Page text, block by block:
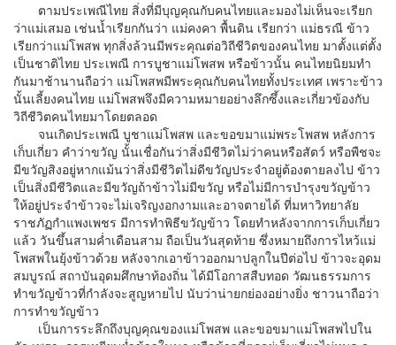
ตามประเพณีไทย สิ่งที่มีบุญคุณกับคนไทยและมองไม่เห็นจะเรียก
ว่าแม่เสมอ เช่นน้ำเรียกกันว่า แม่คงคา พื้นดิน เรียกว่า แม่ธรณี ข้าว
เรียกว่าแม่โพสพ ทุกสิ่งล้วนมีพระคุณต่อวิถีชีวิตของคนไทย มาตั้งแต่ตั้ง
เป็นชาติไทย ประเพณี การบูชาแม่โพสพ หรือข้าวนั้น คนไทยนิยมทำ
กันมาช้านานถือว่า แม่โพสพมีพระคุณกับคนไทยทั้งประเทศ เพราะข้าว
นั้นเลี้ยงคนไทย แม่โพสพจึงมีความหมายอย่างลึกซึ้งและเกี่ยวข้องกับ
วิถีชีวิตคนไทยมาโดยตลอด
จนเกิดประเพณี บูชาแม่โพสพ และขอขมาแม่พระโพสพ หลังการ
เก็บเกี่ยว คำว่าขวัญ นั้นเชื่อกันว่าสิ่งมีชีวิตไม่ว่าคนหรือสัตว์ หรือพืชจะ
มีขวัญสิงอยู่หากแม้นว่าสิ่งมีชีวิตไม่ดีขวัญประจำอยู่ต้องตายลงไป ข้าว
เป็นสิ่งมีชีวิตและมีขวัญถ้าข้าวไม่มีขวัญ หรือไม่มีการบำรุงขวัญข้าว
ให้อยู่ประจำข้าวจะไม่เจริญงอกงามและอาจตายได้ ที่มหาวิทยาลัย
ราชภัฏกำแพงเพชร มีการทำพิธีขวัญข้าว โดยทำหลังจากการเก็บเกี่ยว
แล้ว วันขึ้นสามค่ำเดือนสาม ถือเป็นวันสุดท้าย ซึ่งหมายถึงการไหว้แม่
โพสพในยุ้งข้าวด้วย หลังจากเอาข้าวออกมาปลูกในปีต่อไป ข้าวจะอุดม
สมบูรณ์ สถาบันอุดมศึกษาท้องถิ่น ได้มีโอกาสสืบทอด วัฒนธรรมการ
ทำขวัญข้าวที่กำลังจะสูญหายไป นับว่าน่ายกย่องอย่างยิ่ง ชาวนาถือว่า
การทำขวัญข้าว
เป็นการระลึกถึงบุญคุณของแม่โพสพ และขอขมาแม่โพสพไปใน